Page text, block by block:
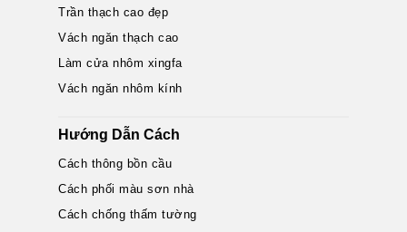
Trần thạch cao đẹp
Vách ngăn thạch cao
Làm cửa nhôm xingfa
Vách ngăn nhôm kính
Hướng Dẫn Cách
Cách thông bồn cầu
Cách phối màu sơn nhà
Cách chống thấm tường